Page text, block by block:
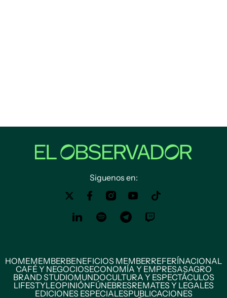
Siguenos en:
HOMEMEMBERBENEFICIOS MEMBERREFERÍNACIONAL
CAFÉ Y NEGOCIOSECONOMÍA Y EMPRESASAGRO
BRAND STUDIOMUNDOCULTURA Y ESPECTÁCULOS
LIFESTYLEOPINIÓNFÚNEBRESREMATES Y LEGALES
EDICIONES ESPECIALESPUBLICACIONES